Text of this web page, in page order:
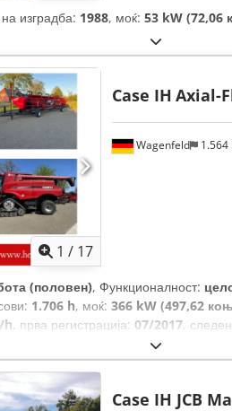
изградба: 1988, моќ: 53 kW (72,06
1 / 17
Wagenfeld 1.564
Case IH Axial-
(половен), Функционалност:
1.706 h, моќ: 366 kW (497,62
h, прва регистрација: 07/2017,
YHG233775
за приколка,
Case IH JCB